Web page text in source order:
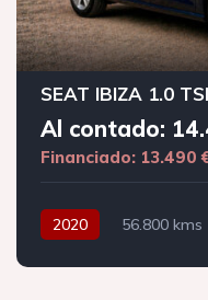
SEAT IBIZA 1.0
Al contado:
Financiado: 13.490
2020 56.800 kms